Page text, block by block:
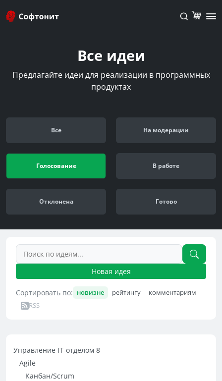
Все идеи
Предлагайте идеи для реализации в программных
продуктах
Все На модерации
Голосование В работе
Отклонена Готово
Новая идея
Сортировать по: новизне рейтингу
комментариям
RSS
Управление IT-отделом 8
Agile
Канбан/Scrum